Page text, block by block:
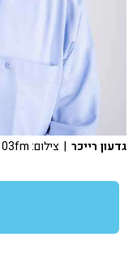
גדעון רייכר | צילום: 103fm